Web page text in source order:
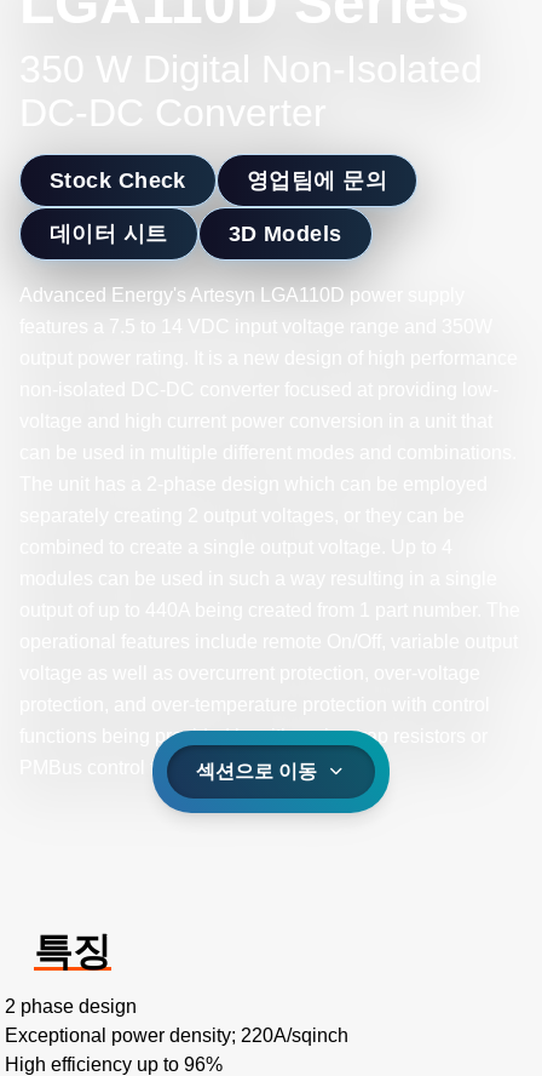
350 W Digital Non-Isolated
DC-DC Converter
Stock Check 영업팀에 문의
데이터 시트 3D Models
Advanced Energy's Artesyn LGA110D power supply
functions being provided by either pin-strap resistors or
PMBus control for digital communications.
섹션으로 이동
특징
2 phase design
Exceptional power density; 220A/sqinch
High efficiency up to 96%